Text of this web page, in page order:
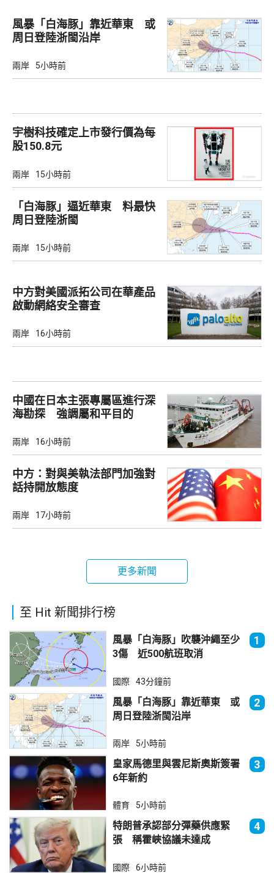
風暴「白海豚」靠近華東 或
周日登陸浙閩沿岸
兩岸 5小時前
宇樹科技確定上市發行價為每
股150.8元
兩岸 15小時前
「白海豚」逼近華東 料最快
周日登陸浙閩
兩岸 15小時前
中方對美國派拓公司在華產品
啟動網絡安全審查
兩岸 16小時前
中國在日本主張專屬區進行深
海勘探 強調屬和平目的
兩岸 16小時前
中方：對與美執法部門加強對
話持開放態度
兩岸 17小時前
更多新聞
至 Hit 新聞排行榜
風暴「白海豚」吹襲沖繩至少
3傷 近500航班取消
1
國際 43分鐘前
風暴「白海豚」靠近華東 或
周日登陸浙閩沿岸
2
兩岸 5小時前
皇家馬德里與雲尼斯奧斯簽署
6年新約
3
體育 5小時前
特朗普承認部分彈藥供應緊
張 稱霍峽協議未達成
4
國際 6小時前